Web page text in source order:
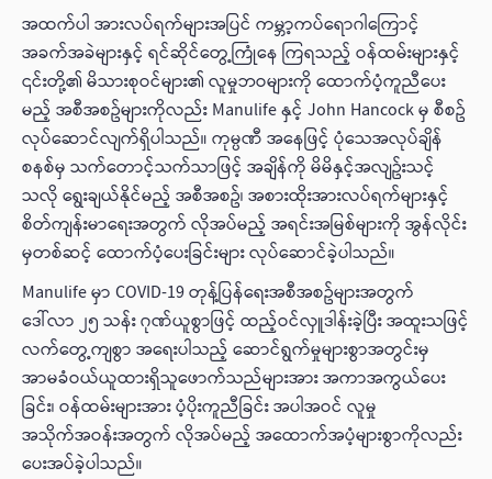
အထက်ပါ အားလပ်ရက်များအပြင် ကမ္ဘာ့ကပ်ရောဂါကြောင့်
အခက်အခဲများနှင့် ရင်ဆိုင်တွေ့ကြုံနေ ကြရသည့် ဝန်ထမ်းများနှင့်
၎င်းတို့၏ မိသားစုဝင်များ၏ လူမှုဘဝများကို ထောက်ပံ့ကူညီပေး
မည့် အစီအစဥ်များကိုလည်း Manulife နှင့် John Hancock မှ စီစဥ်
လုပ်ဆောင်လျက်ရှိပါသည်။ ကုမ္ပဏီ အနေဖြင့် ပုံသေအလုပ်ချိန်
စနစ်မှ သက်တောင့်သက်သာဖြင့် အချိန်ကို မိမိနှင့်အလျဥ်းသင့်
သလို ရွေးချယ်နိုင်မည့် အစီအစဥ်၊ အစားထိုးအားလပ်ရက်များနှင့်
စိတ်ကျန်းမာရေးအတွက် လိုအပ်မည့် အရင်းအမြစ်များကို အွန်လိုင်း
မှတစ်ဆင့် ထောက်ပံ့ပေးခြင်းများ လုပ်ဆောင်ခဲ့ပါသည်။
Manulife မှာ COVID-19 တုန့်ပြန်ရေးအစီအစဥ်များအတွက်
‌ဒေါ်လာ ၂၅ သန်း ဂုဏ်ယူစွာဖြင့် ထည့်ဝင်လှူဒါန်းခဲ့ပြီး အထူးသဖြင့်
လက်တွေ့ကျစွာ အရေးပါသည့် ဆောင်ရွက်မှုများစွာအတွင်းမှ
အာမခံဝယ်ယူထားရှိသူဖောက်သည်များအား အကာအကွယ်ပေး
ခြင်း၊ ဝန်ထမ်းများအား ပံ့ပိုးကူညီခြင်း အပါအဝင် လူမှု
အသိုက်အဝန်းအတွက် လိုအပ်မည့် အထောက်အပံ့များစွာကိုလည်း
ပေးအပ်ခဲ့ပါသည်။